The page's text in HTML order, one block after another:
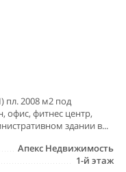
2008 м2 под
офис, фитнес центр,
здании в...
Апекс Недвижимость
1-й этаж